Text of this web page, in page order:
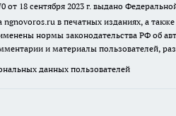
от 18 сентября 2023 г. выдано
в печатных изданиях, а
нормы законодательства РФ об
и материалы пользователей,
данных пользователей